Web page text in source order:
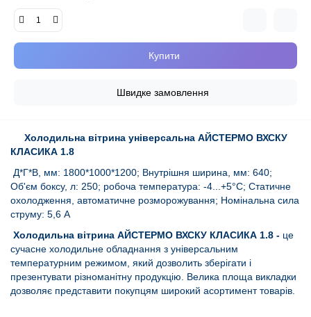
Купити
Швидке замовлення
Холодильна вітрина універсальна АЙСТЕРМО ВХСКУ
КЛАСИКА 1.8
Д*Г*В, мм: 1800*1000*1200; Внутрішня ширина, мм: 640;
Об'єм боксу, л: 250; робоча температура: -4...+5°C; Статичне
охолодження, автоматичне розморожування; Номінальна сила
струму: 5,6 А
Холодильна вітрина АЙСТЕРМО ВХСКУ КЛАСИКА 1.8 - це
сучасне холодильне обладнання з універсальним
температурним режимом, який дозволить зберігати і
презентувати різноманітну продукцію. Велика площа викладки
дозволяє представити покупцям широкий асортимент товарів.